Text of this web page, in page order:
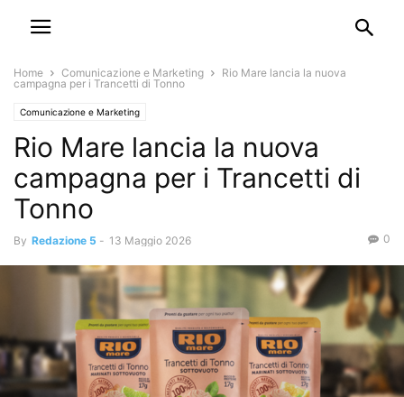
Home Comunicazione e Marketing
Rio Mare lancia la nuova
campagna per i Trancetti di Tonno
Comunicazione e Marketing
Rio Mare lancia la nuova
campagna per i Trancetti di
Tonno
By Redazione 5 - 13 Maggio 2026 0